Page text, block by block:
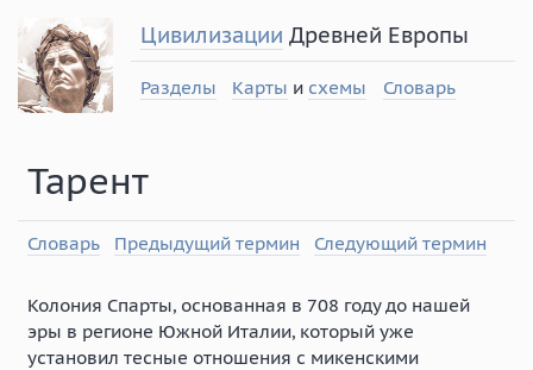
Цивилизации Древней Европы
Разделы Карты и схемы Словарь
Тарент
Словарь Предыдущий термин Следующий термин
Колония Спарты, основанная в 708 году до нашей
эры в регионе Южной Италии, который уже
установил тесные отношения с микенскими